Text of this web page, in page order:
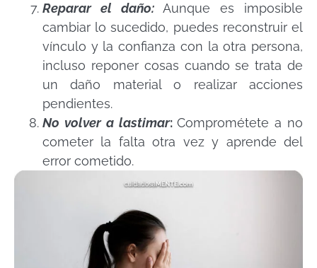
Reparar el daño:Aunque es imposible
cambiar lo sucedido, puedes reconstruir el
vínculo y la confianza con la otra persona,
incluso reponer cosas cuando se trata de
un daño material o realizar acciones
pendientes.
No volver a lastimar:Comprométete a no
cometer la falta otra vez y aprende del
error cometido.